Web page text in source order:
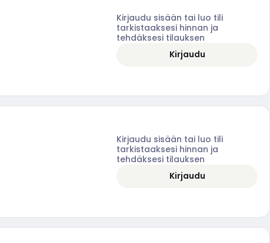
Kirjaudu sisään tai luo tili
tarkistaaksesi hinnan ja
tehdäksesi tilauksen
Kirjaudu
Kirjaudu sisään tai luo tili
tarkistaaksesi hinnan ja
tehdäksesi tilauksen
Kirjaudu